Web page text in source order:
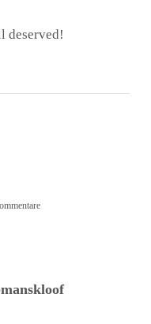
deserved!